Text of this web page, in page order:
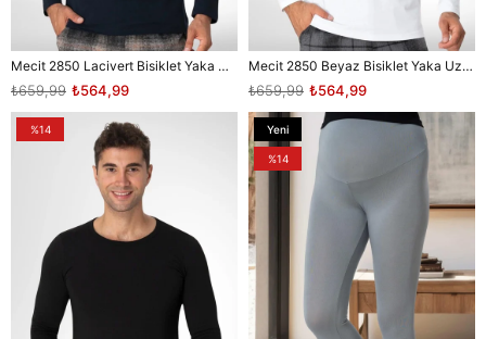
Mecit 2850 Lacivert Bisiklet Yaka Uzun Kollu Likralı Pamuk Erkek Tişört
₺564,99
₺659,99
Mecit 2850 Beyaz Bisiklet Yaka Uzun Kollu Likralı Pamuk Erkek Tişört
₺564,99
₺659,99
%14
Yeni
Ürün
%14